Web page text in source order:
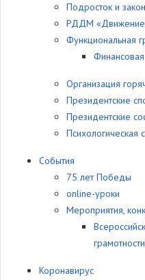
Подросток и закон
РДДМ
Функциональная
Организация
Президентские
Президентские
Психологическая
События
75 лет Победы
online-уроки
Мероприятия,
грамотности
Коронавирус